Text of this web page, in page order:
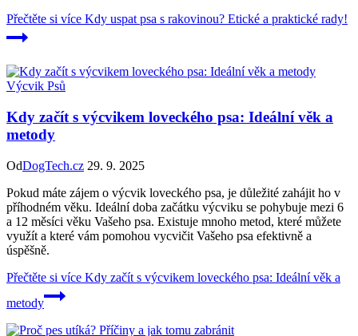
Přečtěte si více Kdy uspat psa s rakovinou? Etické a praktické rady!
Výcvik Psů
Kdy začít s výcvikem loveckého psa: Ideální věk a
metody
OdDogTech.cz 29. 9. 2025
Pokud máte zájem o výcvik loveckého psa, je důležité zahájit ho v
příhodném věku. Ideální doba začátku výcviku se pohybuje mezi 6
a 12 měsíci věku Vašeho psa. Existuje mnoho metod, které můžete
využít a které vám pomohou vycvičit Vašeho psa efektivně a
úspěšně.
Přečtěte si více Kdy začít s výcvikem loveckého psa: Ideální věk a
metody